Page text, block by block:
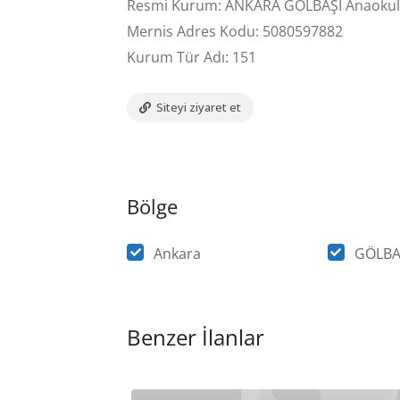
Resmi Kurum: ANKARA GÖLBAŞI
Mernis Adres Kodu: 5080597882
Kurum Tür Adı: 151
Siteyi ziyaret et
Bölge
Ankara
Benzer İlanlar